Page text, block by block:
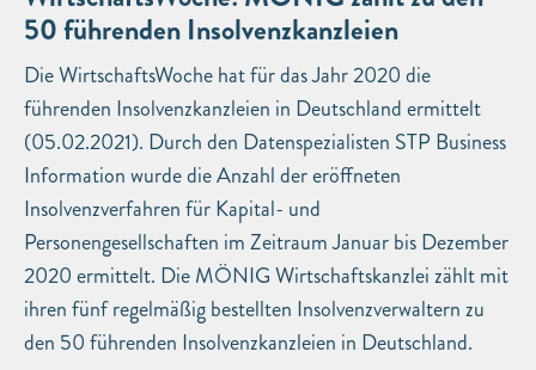
50 führenden Insolvenzkanzleien
Die WirtschaftsWoche hat für das Jahr 2020 die
führenden Insolvenzkanzleien in Deutschland ermittelt
(05.02.2021). Durch den Datenspezialisten STP Business
Information wurde die Anzahl der eröffneten
Insolvenzverfahren für Kapital- und
Personengesellschaften im Zeitraum Januar bis Dezember
2020 ermittelt. Die MÖNIG Wirtschaftskanzlei zählt mit
ihren fünf regelmäßig bestellten Insolvenzverwaltern zu
den 50 führenden Insolvenzkanzleien in Deutschland.